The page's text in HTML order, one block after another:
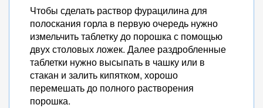
Чтобы сделать раствор фурацилина для
полоскания горла в первую очередь нужно
измельчить таблетку до порошка с помощью
двух столовых ложек. Далее раздробленные
таблетки нужно высыпать в чашку или в
стакан и залить кипятком, хорошо
перемешать до полного растворения
порошка.